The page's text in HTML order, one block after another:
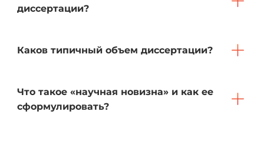
диссертации?
Каков типичный объем диссертации?
Что такое «научная новизна» и как ее
сформулировать?